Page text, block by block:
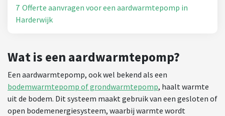
7 Offerte aanvragen voor een aardwarmtepomp in
Harderwijk
Wat is een aardwarmtepomp?
Een aardwarmtepomp, ook wel bekend als een
bodemwarmtepomp of grondwarmtepomp, haalt warmte
uit de bodem. Dit systeem maakt gebruik van een gesloten of
open bodemenergiesysteem, waarbij warmte wordt